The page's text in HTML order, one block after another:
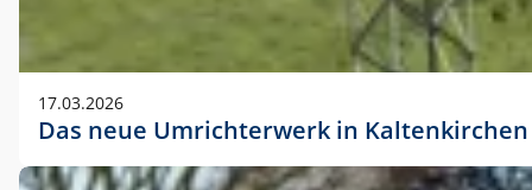
17.03.2026
Das neue Umrichterwerk in Kaltenkirchen